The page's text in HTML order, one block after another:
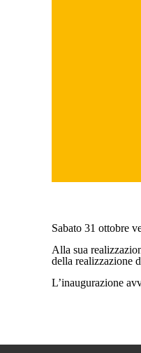
Sabato 31 ottobre
Alla sua
della realizzazione
L’inaugurazione